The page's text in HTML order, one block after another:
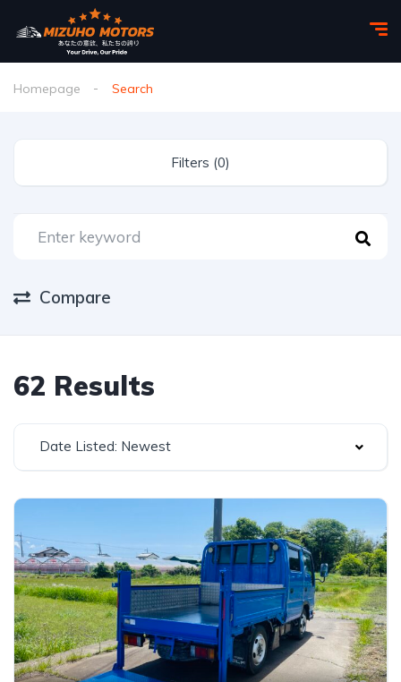
Homepage Search
Filters (0)
Compare
62 Results
Date Listed: Newest